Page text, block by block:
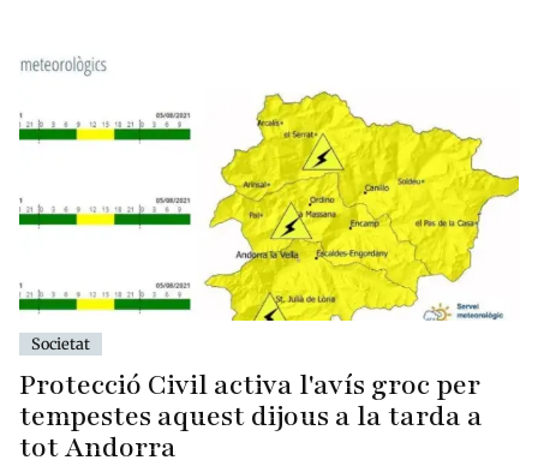
Societat
Protecció Civil activa l'avís groc per
tempestes aquest dijous a la tarda a
tot Andorra